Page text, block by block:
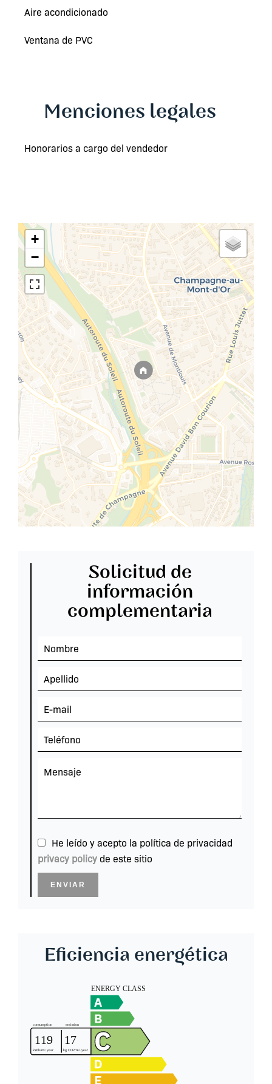
Aire acondicionado
Ventana de PVC
Menciones legales
Honorarios a cargo del vendedor
+
−
Solicitud de
información
complementaria
He leído y acepto la política de privacidad
privacy policy de este sitio
ENVIAR
Eficiencia energética